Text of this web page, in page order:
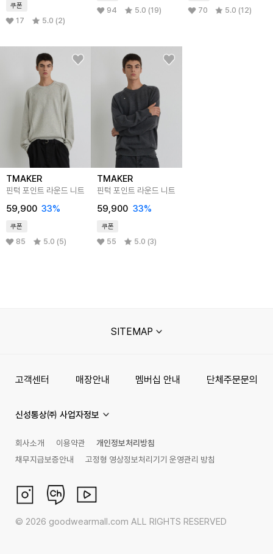
쿠폰
17 5.0 (2)
94 5.0 (19) 70 5.0 (12)
TMAKER
핀턱 포인트 라운드 니트
59,900 33%
쿠폰
85 5.0 (5)
TMAKER
핀턱 포인트 라운드 니트
59,900 33%
쿠폰
55 5.0 (3)
SITEMAP
고객센터 매장안내 멤버십 안내 단체주문문의
신성통상㈜ 사업자정보
회사소개 이용약관
개인정보처리방침
채무지급보증안내
고정형 영상정보처리기기 운영관리 방침
© 2026 goodwearmall.com ALL RIGHTS RESERVED